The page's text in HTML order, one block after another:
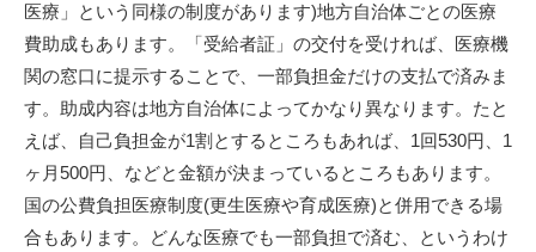
医療」という同様の制度があります)地方自治体ごとの医療
費助成もあります。「受給者証」の交付を受ければ、医療機
関の窓口に提示することで、一部負担金だけの支払で済みま
す。助成内容は地方自治体によってかなり異なります。たと
えば、自己負担金が1割とするところもあれば、1回530円、1
ヶ月500円、などと金額が決まっているところもあります。
国の公費負担医療制度(更生医療や育成医療)と併用できる場
合もあります。どんな医療でも一部負担で済む、というわけ